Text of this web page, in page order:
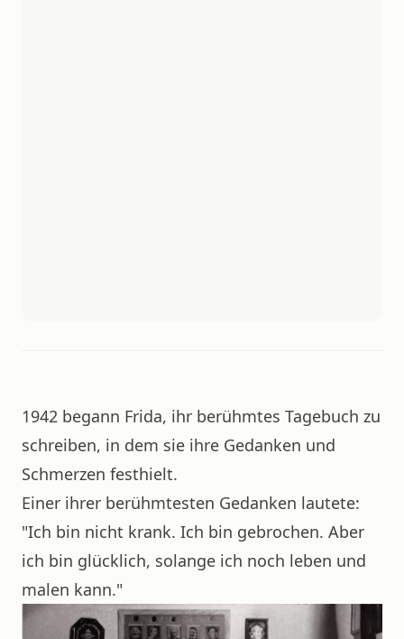
1942 begann Frida, ihr berühmtes Tagebuch zu
schreiben, in dem sie ihre Gedanken und
Schmerzen festhielt.
Einer ihrer berühmtesten Gedanken lautete:
"Ich bin nicht krank. Ich bin gebrochen. Aber
ich bin glücklich, solange ich noch leben und
malen kann."